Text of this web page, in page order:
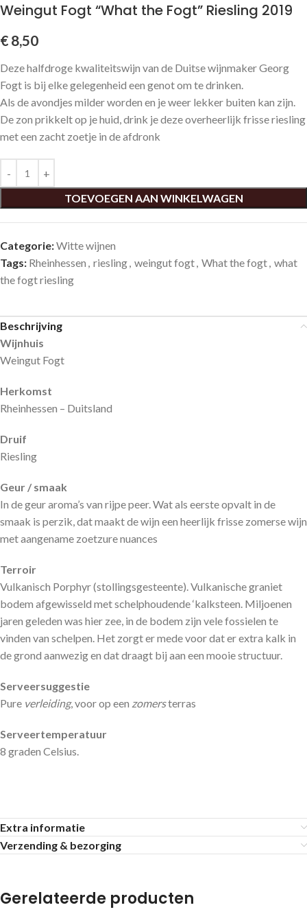
Weingut Fogt “What the Fogt” Riesling 2019
€ 8,50
Deze halfdroge kwaliteitswijn van de Duitse wijnmaker Georg
Fogt is bij elke gelegenheid een genot om te drinken.
Als de avondjes milder worden en je weer lekker buiten kan zijn.
De zon prikkelt op je huid, drink je deze overheerlijk frisse riesling
met een zacht zoetje in de afdronk
TOEVOEGEN AAN WINKELWAGEN
Categorie:Witte wijnen
Tags: Rheinhessen , riesling, weingut fogt, What the fogt, what
the fogt riesling
Beschrijving
Wijnhuis
Weingut Fogt
Herkomst
Rheinhessen – Duitsland
Druif
Riesling
Geur / smaak
In de geur aroma’s van rijpe peer. Wat als eerste opvalt in de
smaak is perzik, dat maakt de wijn een heerlijk frisse zomerse wijn
met aangename zoetzure nuances
Terroir
Vulkanisch Porphyr (stollingsgesteente). Vulkanische graniet
bodem afgewisseld met schelphoudende ‘kalksteen. Miljoenen
jaren geleden was hier zee, in de bodem zijn vele fossielen te
vinden van schelpen. Het zorgt er mede voor dat er extra kalk in
de grond aanwezig en dat draagt bij aan een mooie structuur.
Serveersuggestie
Pure verleiding, voor op een zomersterras
Serveertemperatuur
8 graden Celsius.
Extra informatie
Verzending & bezorging
Gerelateerde producten